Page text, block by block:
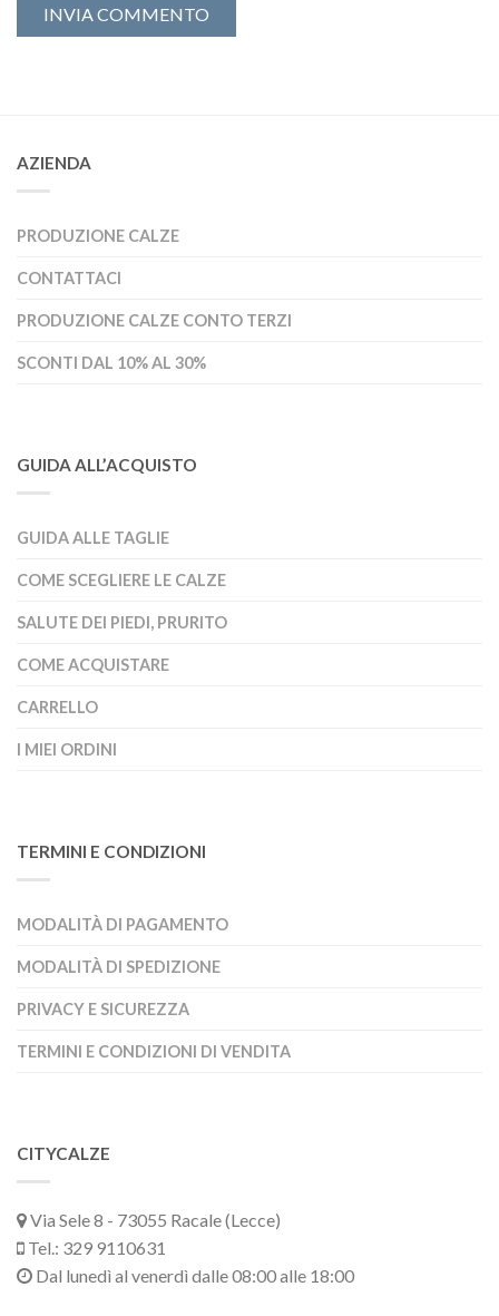
AZIENDA
PRODUZIONE CALZE
CONTATTACI
PRODUZIONE CALZE CONTO TERZI
SCONTI DAL 10% AL 30%
GUIDA ALL’ACQUISTO
GUIDA ALLE TAGLIE
COME SCEGLIERE LE CALZE
SALUTE DEI PIEDI, PRURITO
COME ACQUISTARE
CARRELLO
I MIEI ORDINI
TERMINI E CONDIZIONI
MODALITÀ DI PAGAMENTO
MODALITÀ DI SPEDIZIONE
PRIVACY E SICUREZZA
TERMINI E CONDIZIONI DI VENDITA
CITYCALZE
Via Sele 8 - 73055 Racale (Lecce)
Tel.: 329 9110631
Dal lunedì al venerdì dalle 08:00 alle 18:00